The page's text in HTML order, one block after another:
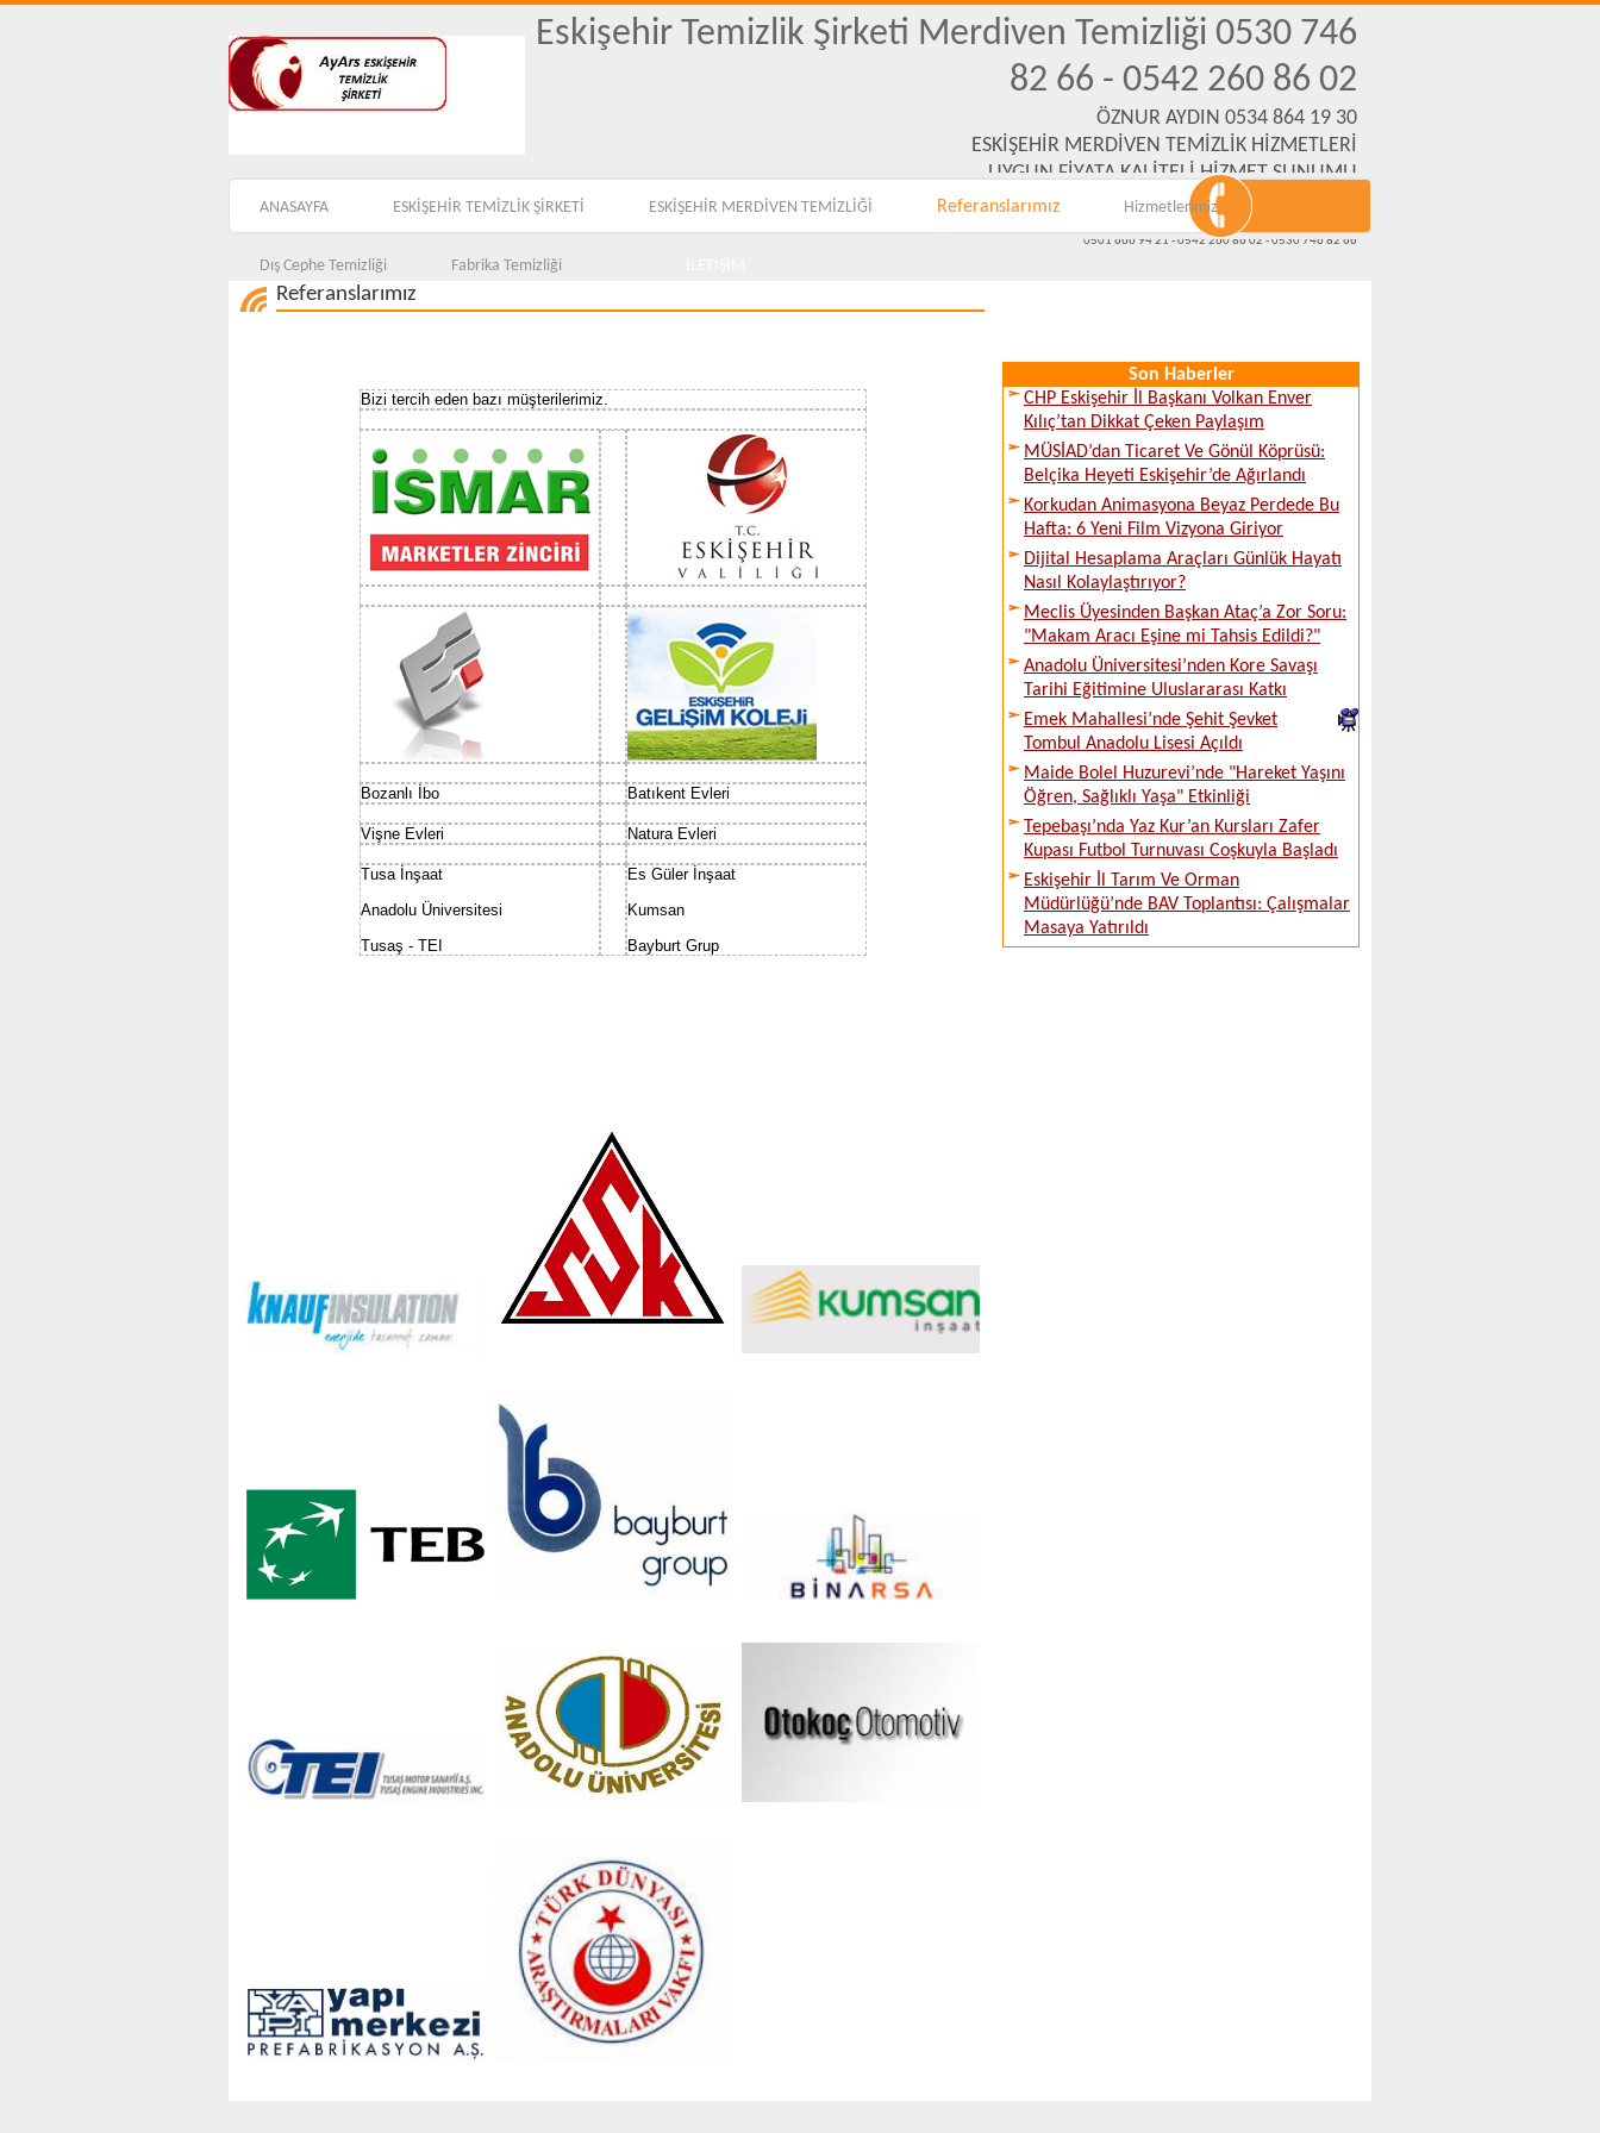
Eskişehir Temizlik Şirketi Merdiven Temizliği 0530 746
82 66 - 0542 260 86 02
ÖZNUR AYDIN 0534 864 19 30
ESKİŞEHİR MERDİVEN TEMİZLİK HİZMETLERİ
UYGUN FİYATA KALİTELİ HİZMET SUNUMU
Emek Mh. Yanartaş Sk. No:31 Eskişehir
www.eskisehirmerdiventemizliksirketi.com
0501 666 94 21 - 0542 260 86 02 - 0530 746 82 66
ANASAYFA ESKİŞEHİR TEMİZLİK ŞİRKETİ ESKİŞEHİR MERDİVEN TEMİZLİĞİ Referanslarımız Hizmetlerimiz
Dış Cephe Temizliği Fabrika Temizliği
Referanslarımız
Bizi tercih eden bazı müşterilerimiz.
Bozanlı İbo Batıkent Evleri
Vişne Evleri Natura Evleri
Tusa İnşaat
Anadolu Üniversitesi
Tusaş - TEI
Es Güler İnşaat
Kumsan
Bayburt Grup
Son Haberler
CHP Eskişehir İl Başkanı Volkan Enver
Kılıç’tan Dikkat Çeken Paylaşım
MÜSİAD’dan Ticaret Ve Gönül Köprüsü:
Belçika Heyeti Eskişehir’de Ağırlandı
Korkudan Animasyona Beyaz Perdede Bu
Hafta: 6 Yeni Film Vizyona Giriyor
Dijital Hesaplama Araçları Günlük Hayatı
Nasıl Kolaylaştırıyor?
Meclis Üyesinden Başkan Ataç’a Zor Soru:
"Makam Aracı Eşine mi Tahsis Edildi?"
Anadolu Üniversitesi’nden Kore Savaşı
Tarihi Eğitimine Uluslararası Katkı
Emek Mahallesi’nde Şehit Şevket
Tombul Anadolu Lisesi Açıldı
Maide Bolel Huzurevi’nde "Hareket Yaşını
Öğren, Sağlıklı Yaşa" Etkinliği
Tepebaşı’nda Yaz Kur’an Kursları Zafer
Kupası Futbol Turnuvası Coşkuyla Başladı
Eskişehir İl Tarım Ve Orman
Müdürlüğü’nde BAV Toplantısı: Çalışmalar
Masaya Yatırıldı